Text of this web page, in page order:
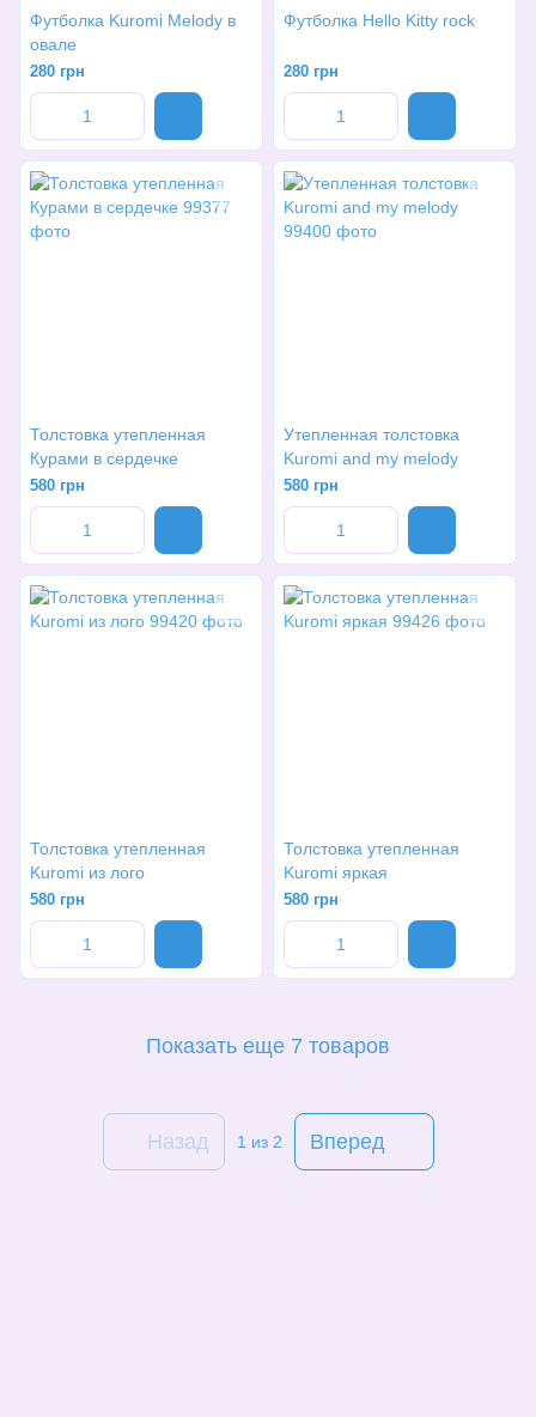
Футболка Kuromi Melody в
овале
280 грн
Футболка Hello Kitty rock
280 грн
Толстовка утепленная
Курами в сердечке
580 грн
Утепленная толстовка
Kuromi and my melody
580 грн
Толстовка утепленная
Kuromi из лого
580 грн
Толстовка утепленная
Kuromi яркая
580 грн
Показать еще 7 товаров
Назад 1 из 2 Вперед